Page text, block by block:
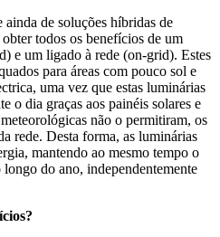
de soluções híbridas de
todos os benefícios de um
e um ligado à rede (on-grid). Estes
para áreas com pouco sol e
uma vez que estas luminárias
o dia graças aos painéis solares e
não o permitiram, os
rede. Desta forma, as luminárias
mantendo ao mesmo tempo o
do ano, independentemente